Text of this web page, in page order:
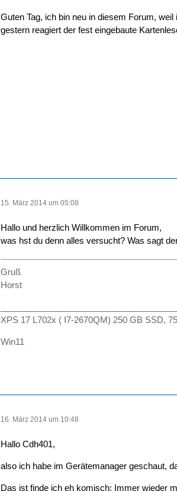
Guten Tag, ich bin neu in diesem Forum,
gestern reagiert der fest eingebaute
15. März 2014 um 05:08
Hallo und herzlich Willkommen im Forum,
was hst du denn alles versucht? Was sagt
Gruß
Horst
XPS 17 L702x ( I7-2670QM) 250 GB SSD,
Win11
16. März 2014 um 10:48
Hallo Cdh401,
also ich habe im Gerätemanager geschaut,
Das ist finde ich eh komisch: Immer wieder